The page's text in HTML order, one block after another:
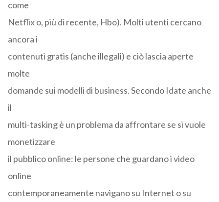
come
Netflix o, più di recente, Hbo). Molti utenti cercano
ancora i
contenuti gratis (anche illegali) e ciò lascia aperte
molte
domande sui modelli di business. Secondo Idate anche
il
multi-tasking è un problema da affrontare se si vuole
monetizzare
il pubblico online: le persone che guardano i video
online
contemporaneamente navigano su Internet o su